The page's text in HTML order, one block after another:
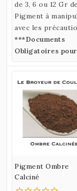
de 3, 6 ou 12 Gr de
Minium.
Pigment à
avec les
d'usage
-Très
***Documents
Obligatoires pour
commander ce
produit
Pigment Ombre
Calciné